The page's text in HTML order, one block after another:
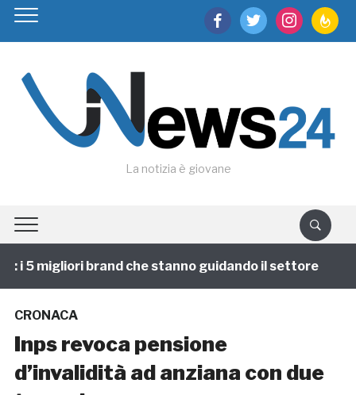
facebooktwitter instagram
La notizia è giovane
5 migliori brand che stanno guidando il settore
CRONACA
Inps revoca pensione
d’invalidità ad anziana con due